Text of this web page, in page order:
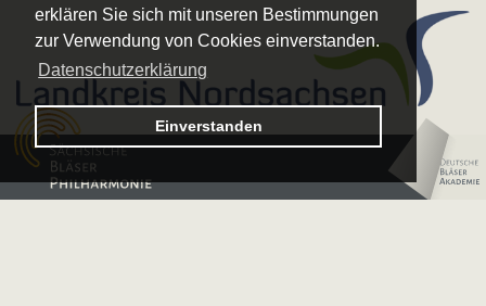
erklären Sie sich mit unseren Bestimmungen
zur Verwendung von Cookies einverstanden.
Datenschutzerklärung
Einverstanden
Logo – Sächsische Bläserphilharmonie
Logo – Deutsche